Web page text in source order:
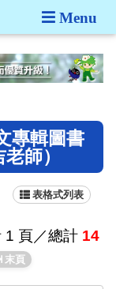
Menu
專輯圖書
師）
表格式列表
1 頁／總計 14
末頁